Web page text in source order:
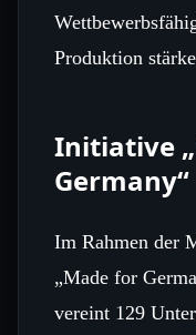
Produktion
Initiative
Germany“
Im Rahmen der
„Made for
vereint 129